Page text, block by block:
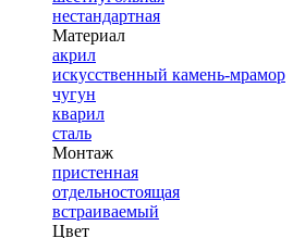
нестандартная
Материал
акрил
искусственный камень-мрамор
чугун
кварил
сталь
Монтаж
пристенная
отдельностоящая
встраиваемый
Цвет